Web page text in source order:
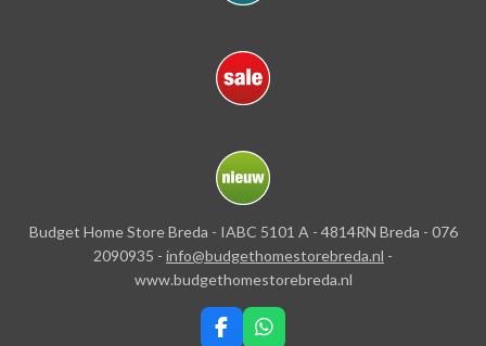
Budget Home Store Breda - IABC 5101 A - 4814RN Breda - 076
2090935 - info@budgethomestorebreda.nl -
www.budgethomestorebreda.nl
F
W